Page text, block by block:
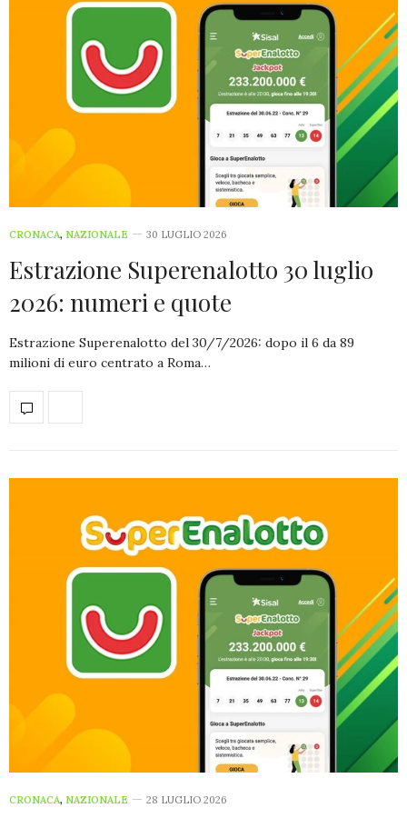
CRONACA, NAZIONALE 30 LUGLIO 2026
Estrazione Superenalotto 30 luglio
2026: numeri e quote
Estrazione Superenalotto del 30/7/2026: dopo il 6 da 89
milioni di euro centrato a Roma…
CRONACA, NAZIONALE 28 LUGLIO 2026